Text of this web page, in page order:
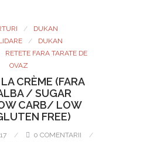
DUKAN
DUKAN
RETETE FARA TARATE DE
OVAZ
CRÈME (FARA
/ SUGAR
CARB/ LOW
FREE)
0 COMENTARII